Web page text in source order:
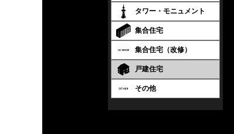
タワー・モニュメント
集合住宅
集合住宅（改修）
戸建住宅
その他